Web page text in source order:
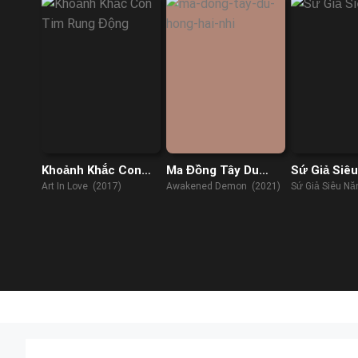
Man (2022)
Khoảnh Khắc Con
Tim Rung Động
Art In Love (2017)
Ma Đồng Tây Du
Hồng Hài Nhi
Awakened Demon (2021)
Sứ Giả
Sứ Giả Siêu